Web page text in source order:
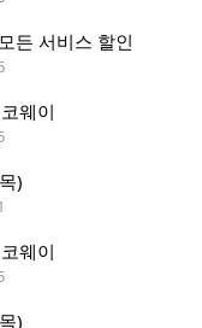
든 서비스 할인
웨이
)
웨이
)